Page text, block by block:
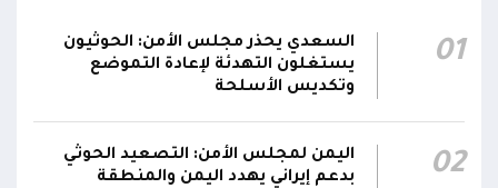
الدفاعات الجوية تتعامل مع مسيرات معادية في
أجواء مدينة المخا
01
السعدي يحذر مجلس الأمن: الحوثيون
يستغلون التهدئة لإعادة التموضع
وتكديس الأسلحة
02
اليمن لمجلس الأمن: التصعيد الحوثي
بدعم إيراني يهدد اليمن والمنطقة